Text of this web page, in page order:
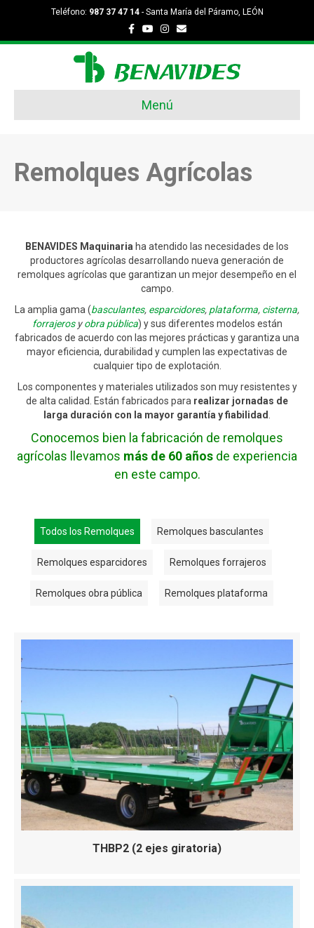
Teléfono: 987 37 47 14- Santa María del Páramo, LEÓN
FacebookYoutubeInstagram
Email
Menú
Remolques Agrícolas
BENAVIDES Maquinaria ha atendido las necesidades de los
productores agrícolas desarrollando nueva generación de
remolques agrícolas que garantizan un mejor desempeño en el
campo.
La amplia gama (basculantes, esparcidores, plataforma, cisterna,
forrajerosyobra pública) y sus diferentes modelos están
fabricados de acuerdo con las mejores prácticas y garantiza una
mayor eficiencia, durabilidad y cumplen las expectativas de
cualquier tipo de explotación.
Los componentes y materiales utilizados son muy resistentes y
de alta calidad. Están fabricados para realizar jornadas de
larga duración con la mayor garantía y fiabilidad
Conocemos bien la fabricación de remolques
agrícolas llevamos más de 60 años de experiencia
en este campo.
Todos los Remolques Remolques basculantes
Remolques esparcidores Remolques forrajeros
Remolques obra pública Remolques plataforma
THBP2 (2 ejes giratoria)